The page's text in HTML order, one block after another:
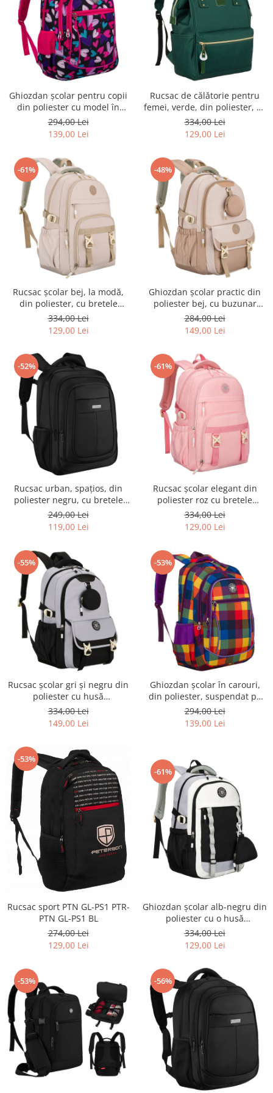
Ghiozdan școlar pentru copii
din poliester cu model în
formă de inimă - Peterson
PTR-PTN BIEDRONKA G54
294,00 Lei
139,00 Lei
Rucsac de călătorie pentru
femei, verde, din poliester, cu
compartiment pentru laptop -
Peterson PTR-PTN ALFA DARK
GREEN
334,00 Lei
129,00 Lei
-61%
Rucsac școlar bej, la modă,
din poliester, cu bretele
reglabile - Peterson PTR-PTN
8594-1389 BEIGE
334,00 Lei
129,00 Lei
-48%
Ghiozdan școlar practic din
poliester bej, cu buzunar
suplimentar și spațiu pentru
o sticlă de apă - Peterson PTR-
PTN 8610-1341 BEIGE
284,00 Lei
149,00 Lei
-52%
Rucsac urban, spațios, din
poliester negru, cu bretele
reglabile - Peterson PTR-PTN
BHX-06-7786-BLAC
249,00 Lei
119,00 Lei
-61%
Rucsac școlar elegant din
poliester roz cu bretele
reglabile - Peterson PTR-PTN
8594-1396 PINK
334,00 Lei
129,00 Lei
-55%
Rucsac școlar gri și negru din
poliester cu husă
suplimentară - Peterson PTR-
PTN 8610-1334 GRAY
334,00 Lei
149,00 Lei
-53%
Ghiozdan școlar în carouri,
din poliester, suspendat pe
bretele reglabile - Peterson
PTR-PTN BIEDRONKA G98
294,00 Lei
139,00 Lei
-53%
Rucsac sport PTN GL-PS1 PTR-
PTN GL-PS1 BL
274,00 Lei
129,00 Lei
-61%
Ghiozdan școlar alb-negru din
poliester cu o husă
suplimentară practică -
Peterson PTR-PTN 8603-1310
BLACK
334,00 Lei
129,00 Lei
-53% -56%